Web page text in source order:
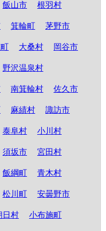
飯山市 根羽村
箕輪町 茅野市
大桑村 岡谷市
野沢温泉村
南箕輪村 佐久市
麻績村 諏訪市
泰阜村 小川村
須坂市 宮田村
飯綱町 青木村
松川町 安曇野市
日村 小布施町